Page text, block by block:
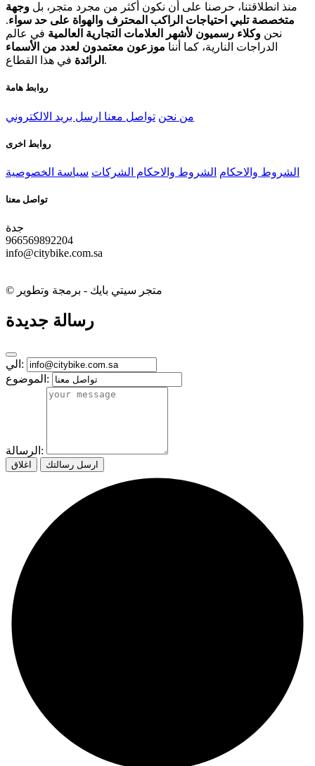
منذ انطلاقتنا، حرصنا على أن نكون أكثر من مجرد متجر، بل وجهة
متخصصة تلبي احتياجات الراكب المحترف والهواة على حد سواء.
نحن وكلاء رسميون لأشهر العلامات التجارية العالمية في عالم
الدراجات النارية، كما أننا موزعون معتمدون لعدد من الأسماء
الرائدة في هذا القطاع.
روابط هامة
من نحن تواصل معنا ارسل بريد الالكتروني
روابط اخرى
الشروط والاحكام الشروط والاحكام الشركات سياسة الخصوصية
تواصل معنا
جدة
966569892204
info@citybike.com.sa
رسالة جديدة
الي:
الموضوع:
الرسالة:
اغلاق ارسل رسالتك